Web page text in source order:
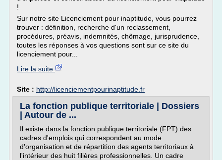
!
Sur notre site Licenciement pour inaptitude, vous pourrez
trouver : définition, recherche d'un reclassement,
procédures, préavis, indemnités, chômage, jurisprudence,
toutes les réponses à vos questions sont sur ce site du
licenciement pour...
Lire la suite
Site : http://licenciementpourinaptitude.fr
La fonction publique territoriale | Dossiers
| Autour de ...
Il existe dans la fonction publique territoriale (FPT) des
cadres d'emplois qui correspondent au mode
d'organisation et de répartition des agents territoriaux à
l'intérieur des huit filières professionnelles. Un cadre